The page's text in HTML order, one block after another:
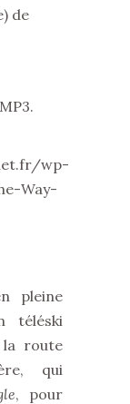
de
wp-
Way-
pleine
téléski
la route
qui
, pour